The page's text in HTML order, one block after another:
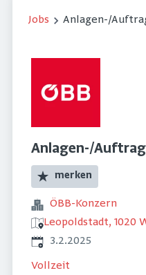
Jobs Anlagen-/
Anlagen-/
merken
ÖBB-Konzern
Leopoldstadt, 1020
Veröffentlicht
3.2.2025
Vollzeit